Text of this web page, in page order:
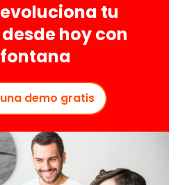
tu
hoy con
demo gratis